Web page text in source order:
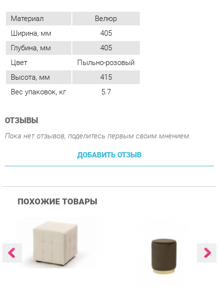
Высота, мм
415
Вес упаковок, кг
5.7
ОТЗЫВЫ
Пока нет отзывов, поделитесь первым своим мнением.
ДОБАВИТЬ ОТЗЫВ
ПОХОЖИЕ ТОВАРЫ
Купить
Пуф Трия Тип 1 Светлый
2 136 ₽
015 Коричневый